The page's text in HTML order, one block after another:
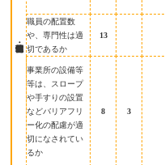
職員の配置数
や、専門性は適
切であるか
13
事業所の設備等
等は、スロープ
や手すりの設置
などバリアフリ
ー化の配慮が適
切になされてい
るか
8 3